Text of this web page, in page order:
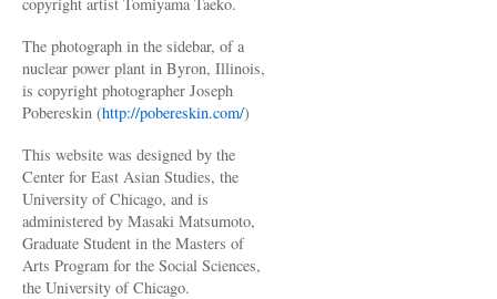
The photograph in the sidebar, of a
nuclear power plant in Byron, Illinois,
is copyright photographer Joseph
Pobereskin (http://pobereskin.com/)
This website was designed by the
Center for East Asian Studies, the
University of Chicago, and is
administered by Masaki Matsumoto,
Graduate Student in the Masters of
Arts Program for the Social Sciences,
the University of Chicago.